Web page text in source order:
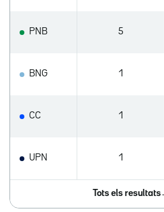
PNB 5
BNG 1
CC 1
UPN 1
Tots els resultats